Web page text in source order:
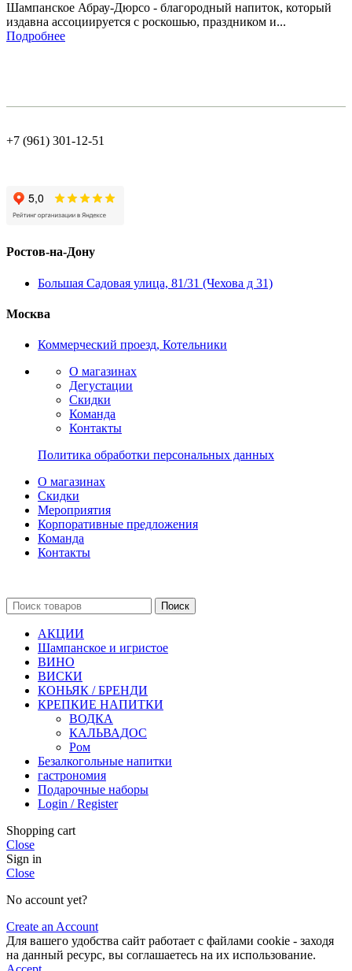
Шампанское Абрау-Дюрсо - благородный напиток, который
издавна ассоциируется с роскошью, праздником и...
Подробнее
+7 (961) 301-12-51
Ростов-на-Дону
Большая Садовая улица, 81/31 (Чехова д 31)
Москва
Коммерческий проезд, Котельники
О магазинах
Дегустации
Скидки
Команда
Контакты
Политика обработки персональных данных
О магазинах
Скидки
Мероприятия
Корпоративные предложения
Команда
Контакты
Поиск
АКЦИИ
Шампанское и игристое
ВИНО
ВИСКИ
КОНЬЯК / БРЕНДИ
КРЕПКИЕ НАПИТКИ
ВОДКА
КАЛЬВАДОС
Ром
Безалкогольные напитки
гастрономия
Подарочные наборы
Login / Register
Shopping cart
Close
Sign in
Close
No account yet?
Create an Account
Для вашего удобства сайт работает с файлами cookie - заходя
на данный ресурс, вы соглашаетесь на их использование.